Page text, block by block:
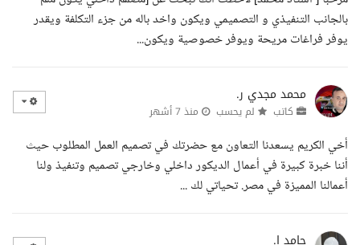
بالجانب التنفيذي و التصميمي ويكون واخد باله من جزء التكلفة ويقدر
يوفر فراغات مريحة ويوفر خصوصية ويكون...
محمد مجدي ر.
كاتب لم يحسب منذ 7 أشهر
أخي الكريم يسعدنا التعاون مع حضرتك في تصميم العمل المطلوب حيث
أننا خبرة كبيرة في أعمال الديكور داخلي وخارجي تصميم وتنفيذ ولنا
أعمالنا المميزة في مصر. تحياتي لك ...
حامد ا.